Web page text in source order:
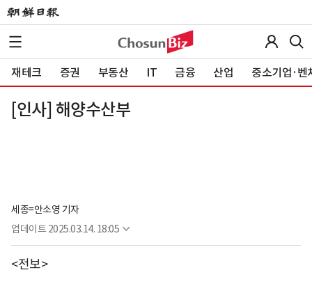
재테크 증권 부동산 IT 금융 산업 중소기업·벤
[인사] 해양수산부
세종=안소영 기자
업데이트 2025.03.14. 18:05
<전보>